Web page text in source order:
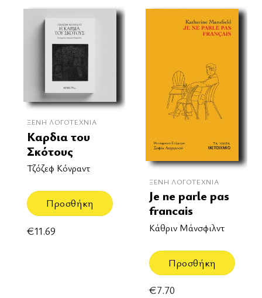
ΞΈΝΗ ΛΟΓΟΤΕΧΝΊΑ
Καρδια του
Σκότους
Τζόζεφ Κόνραντ
Προσθήκη
€11.69
ΞΈΝΗ ΛΟΓΟΤΕΧΝΊΑ
Je ne parle pas
francais
Κάθριν Μάνσφιλντ
Προσθήκη
€7.70